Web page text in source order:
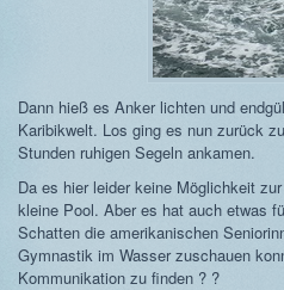
Dann hieß es Anker lichten und
Karibikwelt. Los ging es nun zurück
Stunden ruhigen Segeln ankamen.
Da es hier leider keine Möglichkeit
kleine Pool. Aber es hat auch etwas
Schatten die amerikanischen
Gymnastik im Wasser zuschauen
Kommunikation zu finden ? ?